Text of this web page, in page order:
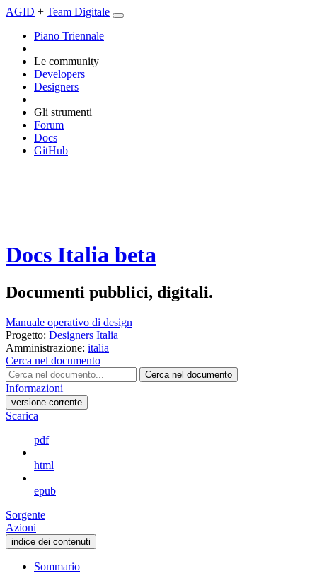
AGID + Team Digitale
Piano Triennale
Le community
Developers
Designers
Gli strumenti
Forum
Docs
GitHub
Docs Italia beta
Documenti pubblici, digitali.
Manuale operativo di design
Progetto: Designers Italia
Amministrazione: italia
Cerca nel documento
Cerca nel documento
Informazioni
versione-corrente
Scarica
pdf
html
epub
Sorgente
Azioni
indice dei contenuti
Sommario